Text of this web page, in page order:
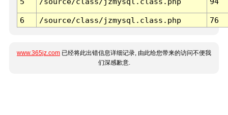
6 /source/class/jzmysql.class.php 76
www.365jz.com 已经将此出错信息详细记录, 由此给您带来的访问不便我
们深感歉意.